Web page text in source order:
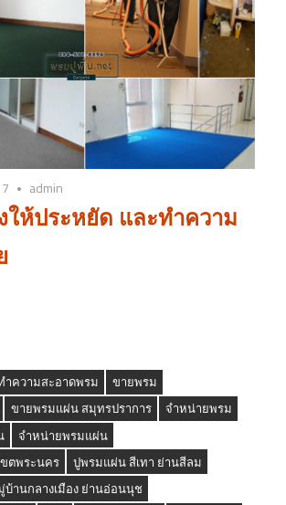
admin
ให้ประหยัด และทำความ
ำความสะอาดพรม
ขายพรม
ขายพรมแผ่น สมุทรปราการ
จำหน่ายพรม
จำหน่ายพรมแผ่น
ตพระนคร
ปูพรมแผ่น สีเทา ย่านสีลม
านกลางเมือง ย่านอ่อนนุช